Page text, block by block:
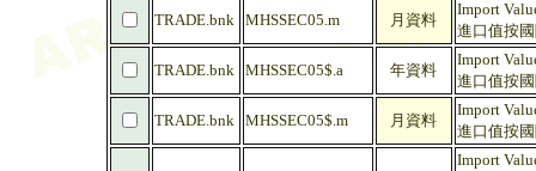
TRADE.bnk MHSSEC05.m 月資料
Import
進口值按
TRADE.bnk MHSSEC05$.a 年資料
Import
進口值按
TRADE.bnk MHSSEC05$.m 月資料
Import
進口值按
Import